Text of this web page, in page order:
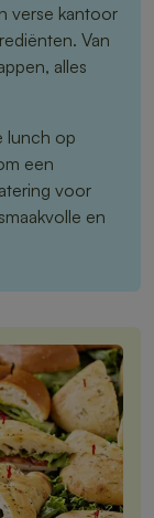
verse kantoor
Van
alles
lunch op
een
voor
en